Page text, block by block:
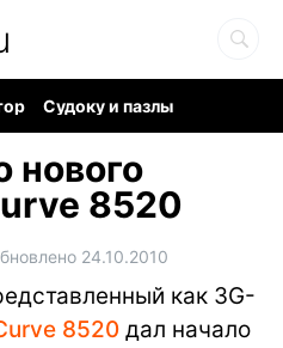
Судоку и пазлы
нового
8520
24.10.2010
как 3G-
8520 дал начало